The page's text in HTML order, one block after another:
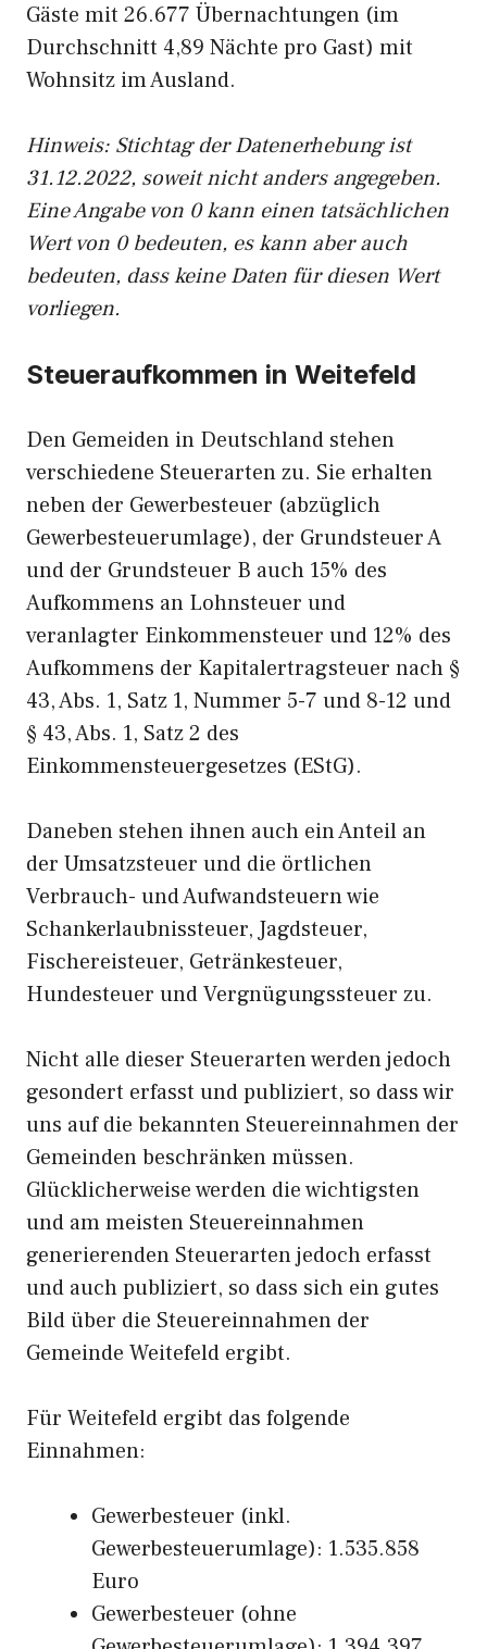
Gäste mit 26.677 Übernachtungen (im
Durchschnitt 4,89 Nächte pro Gast) mit
Wohnsitz im Ausland.
Hinweis: Stichtag der Datenerhebung ist
31.12.2022, soweit nicht anders angegeben.
Eine Angabe von 0 kann einen tatsächlichen
Wert von 0 bedeuten, es kann aber auch
bedeuten, dass keine Daten für diesen Wert
vorliegen.
Steueraufkommen in Weitefeld
Den Gemeiden in Deutschland stehen
verschiedene Steuerarten zu. Sie erhalten
neben der Gewerbesteuer (abzüglich
Gewerbesteuerumlage), der Grundsteuer A
und der Grundsteuer B auch 15% des
Aufkommens an Lohnsteuer und
veranlagter Einkommensteuer und 12% des
Aufkommens der Kapitalertragsteuer nach §
43, Abs. 1, Satz 1, Nummer 5-7 und 8-12 und
§ 43, Abs. 1, Satz 2 des
Einkommensteuergesetzes (EStG).
Daneben stehen ihnen auch ein Anteil an
der Umsatzsteuer und die örtlichen
Verbrauch- und Aufwandsteuern wie
Schankerlaubnissteuer, Jagdsteuer,
Fischereisteuer, Getränkesteuer,
Hundesteuer und Vergnügungssteuer zu.
Nicht alle dieser Steuerarten werden jedoch
gesondert erfasst und publiziert, so dass wir
uns auf die bekannten Steuereinnahmen der
Gemeinden beschränken müssen.
Glücklicherweise werden die wichtigsten
und am meisten Steuereinnahmen
generierenden Steuerarten jedoch erfasst
und auch publiziert, so dass sich ein gutes
Bild über die Steuereinnahmen der
Gemeinde Weitefeld ergibt.
Für Weitefeld ergibt das folgende
Einnahmen:
Gewerbesteuer (inkl.
Gewerbesteuerumlage): 1.535.858
Euro
Gewerbesteuer (ohne